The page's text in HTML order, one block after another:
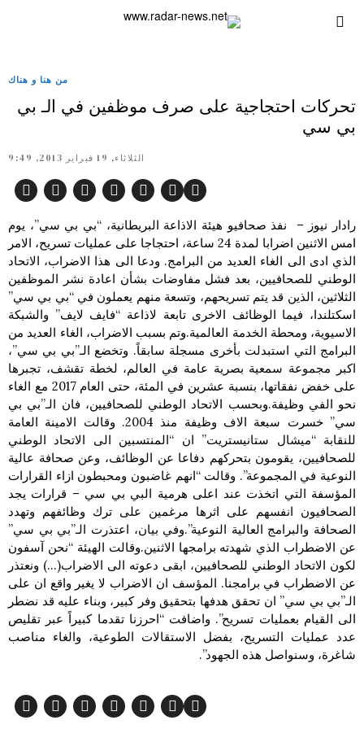
من هنا و هناك
تحركات احتجاجية على صرف موظفين في الـ بي
بي سي
الثلاثاء, 19 فبراير 2013, 9:49
رادار نيوز – نفذ صحافيو هيئة الاذاعة البريطانية، “بي بي سي”، يوم
امس الاثنين اضرابا لمدة 24 ساعة، احتجاجا على عمليات تسريح، الامر
الذي ادى الى الغاء العديد من البرامج. ودعا الى هذا الاضراب، الاتحاد
الوطني للصحافيين، بعد فشل مفاوضات بشأن اعادة نشر الموظفين
الثلاثين، الذين قد يتم تسريحهم، وتسعة منهم يعملون في “بي بي سي”
اسكتلندا، فيما الوظائف الاخرى تابعة لاذاعة “فايف لايف” والشبكة
الاسيوية، ومحطة الخدمة العالمية.وتم بسبب الاضراب، الغاء العديد من
البرامج التي استبدلت بأخرى مسجلة سابقاً. وتخضع الـ”بي بي سي”،
اكبر مجموعة سمعية بصرية عامة في العالم، لخطة تقشف، تجبرها
على خفض نفقاتها، بنسبة عشرين في المئة، حتى العام 2017 مع الغاء
نحو الفي وظيفة.وبحسب الاتحاد الوطني للصحافيين، فان الـ”بي بي
سي” خسرت سبعة الاف وظيفة منذ 2004. وقالت الامينة العامة
للنقابة “ميشال ستانيستريت” ان “المنتسبين الى الاتحاد الوطني
للصحافيين، يقومون بتحركهم دفاعا عن الوظائف، وعن صحافة عالية
النوعية في المجموعة”. وقالت “انهم غاضبون ومحبطون ازاء القرارات
المؤسفة التي اتخذت عند اعلى هرمية البي بي سي – قرارات يجد
الصحافيون انفسهم على اثرها مرغمين على ترك وظائفهم وتهدد
الصحافة والبرامج العالية النوعية”.وفي بيان، اعتذرت الـ”بي بي سي”
عن الاضطراب الذي شهدته برامجها الاثنين.وقالت الهيئة “نحن آسفون
لكون الاتحاد الوطني للصحافيين، ابقى دعوته الى الاضراب(…) ونعتذر
عن الاضطراب في برامجنا. المؤسف ان الاضراب لا يغير واقع ان على
الـ”بي بي سي” ان تحقق هدفها بتحقيق وفر كبير، وبناء عليه قد نضطر
الى القيام بعمليات تسريح”. واضافت “احرزنا تقدما كبيراً عبر تقليص
عدد عمليات التسريح، بفضل الاستقالات الطوعية، والغاء مناصب
شاغرة، وسنواصل هذه الجهود”.